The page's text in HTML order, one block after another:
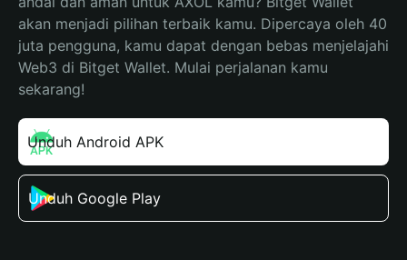
akan menjadi pilihan terbaik kamu. Dipercaya oleh 40
juta pengguna, kamu dapat dengan bebas menjelajahi
Web3 di Bitget Wallet. Mulai perjalanan kamu
sekarang!
Unduh Android APK
Unduh Google Play